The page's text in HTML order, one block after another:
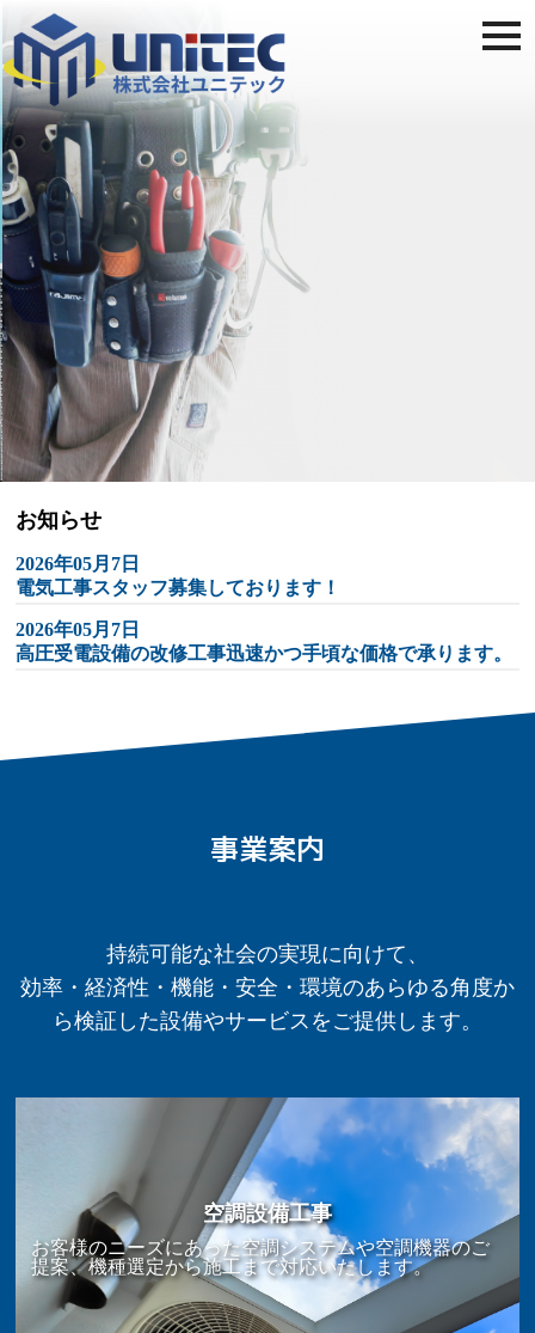
地域社会のインフラを
一緒に創りませんか！
お知らせ
2026年05月7日
電気工事スタッフ募集しております！
2026年05月7日
高圧受電設備の改修工事迅速かつ手頃な価格で承ります。
事業案内
持続可能な社会の実現に向けて、
効率・経済性・機能・安全・環境のあらゆる角度か
ら検証した設備やサービスをご提供します。
空調設備工事
お客様のニーズにあった空調システムや空調機器のご
提案、機種選定から施工まで対応いたします。